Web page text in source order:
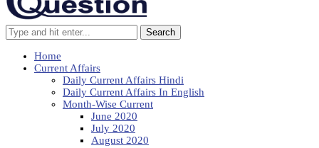
Search
Home
Current Affairs
Daily Current Affairs Hindi
Daily Current Affairs In English
Month-Wise Current
June 2020
July 2020
August 2020